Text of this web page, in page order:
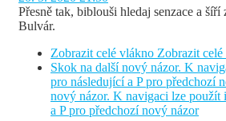
Přesně tak, biblouši hledaj senzace a
Bulvár.
Zobrazit celé vlákno Zobrazit
Skok na další nový názor. K
pro následující a P pro předchozí
nový názor. K navigaci lze použít
a P pro předchozí nový názor